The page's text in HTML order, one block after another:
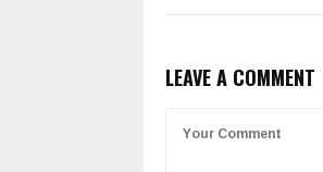
LEAVE A COMMENT